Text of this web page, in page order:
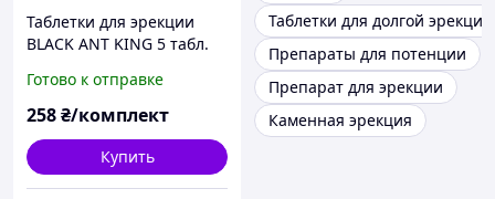
Таблетки для эрекции
BLACK ANT KING 5 табл.
Готово к отправке
258₴/комплект
Купить
Таблетки для долгой эрекции
Препараты для потенции
Препарат для эрекции
Каменная эрекция